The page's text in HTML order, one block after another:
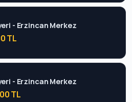
- Erzincan Merkez
TL
- Erzincan Merkez
TL